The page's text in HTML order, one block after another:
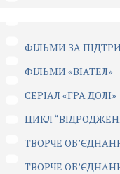
ФІЛЬМИ ЗА
ФІЛЬМИ «ВІАТЕЛ»
СЕРІАЛ «ГРА ДОЛІ»
ЦИКЛ
ТВОРЧЕ
ТВОРЧЕ